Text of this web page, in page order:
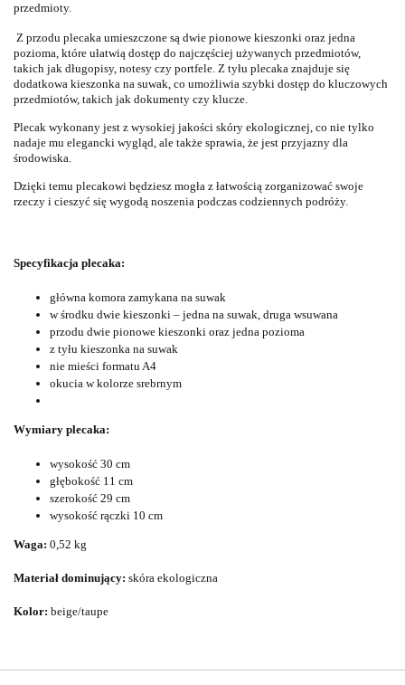
przedmioty.
Z przodu plecaka umieszczone są dwie pionowe kieszonki oraz jedna
pozioma, które ułatwią dostęp do najczęściej używanych przedmiotów,
takich jak długopisy, notesy czy portfele. Z tyłu plecaka znajduje się
dodatkowa kieszonka na suwak, co umożliwia szybki dostęp do kluczowych
przedmiotów, takich jak dokumenty czy klucze.
Plecak wykonany jest z wysokiej jakości skóry ekologicznej, co nie tylko
nadaje mu elegancki wygląd, ale także sprawia, że jest przyjazny dla
środowiska.
Dzięki temu plecakowi będziesz mogła z łatwością zorganizować swoje
rzeczy i cieszyć się wygodą noszenia podczas codziennych podróży.
Specyfikacja plecaka:
główna komora zamykana na suwak
w środku dwie kieszonki – jedna na suwak, druga wsuwana
przodu dwie pionowe kieszonki oraz jedna pozioma
z tyłu kieszonka na suwak
nie mieści formatu A4
okucia w kolorze srebrnym
Wymiary plecaka:
wysokość 30 cm
głębokość 11 cm
szerokość 29 cm
wysokość rączki 10 cm
Waga: 0,52 kg
Materiał dominujący: skóra ekologiczna
Kolor: beige/taupe